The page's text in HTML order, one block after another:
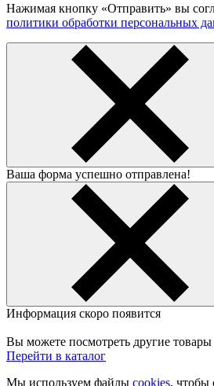
Нажимая кнопку «Отправить» вы
политики обработки персональных
Ваша форма успешно отправлена!
Информация скоро появится
Вы можете посмотреть другие товары
Перейти в каталог
Мы используем файлы cookies, чтобы